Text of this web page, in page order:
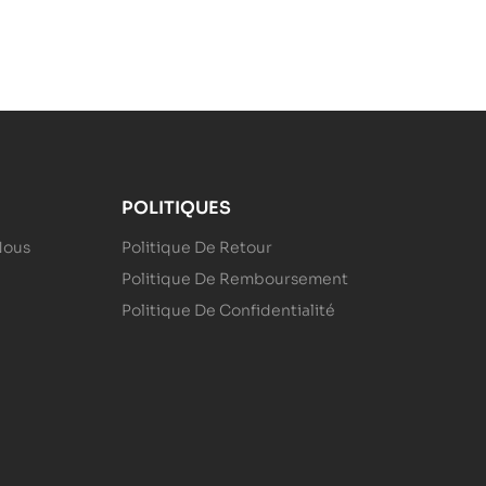
POLITIQUES
Politique De Retour
Politique De Remboursement
Politique De Confidentialité